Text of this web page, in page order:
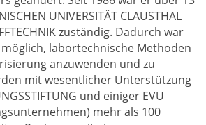
UNIVERSITÄT CLAUSTHAL
zuständig. Dadurch war
labortechnische Methoden
anzuwenden und zu
mit wesentlicher Unterstützung
und einiger EVU
mehr als 100